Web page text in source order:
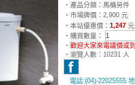
‧產品分類：馬桶另件
‧市場牌價：2,900 元
‧本站優惠價： 1,247 元
‧購買數量：
‧ 歡迎大家來電議價或
‧瀏覽人數：10231 人
電話:(04)-22025555